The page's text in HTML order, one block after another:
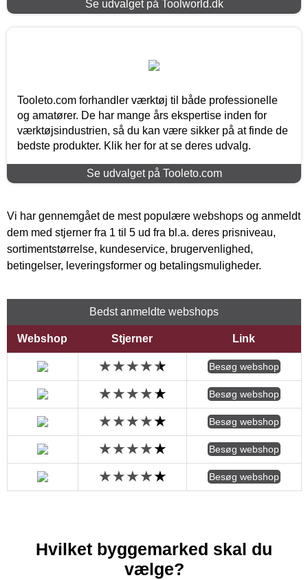
Se udvalget på Toolworld.dk
Tooleto.com forhandler værktøj til både professionelle
og amatører. De har mange års ekspertise inden for
værktøjsindustrien, så du kan være sikker på at finde de
bedste produkter. Klik her for at se deres udvalg.
Se udvalget på Tooleto.com
Vi har gennemgået de mest populære webshops og anmeldt
dem med stjerner fra 1 til 5 ud fra bl.a. deres prisniveau,
sortimentstørrelse, kundeservice, brugervenlighed,
betingelser, leveringsformer og betalingsmuligheder.
Bedst anmeldte webshops
Webshop Stjerner Link
Besøg webshop
Besøg webshop
Besøg webshop
Besøg webshop
Besøg webshop
Hvilket byggemarked skal du
vælge?